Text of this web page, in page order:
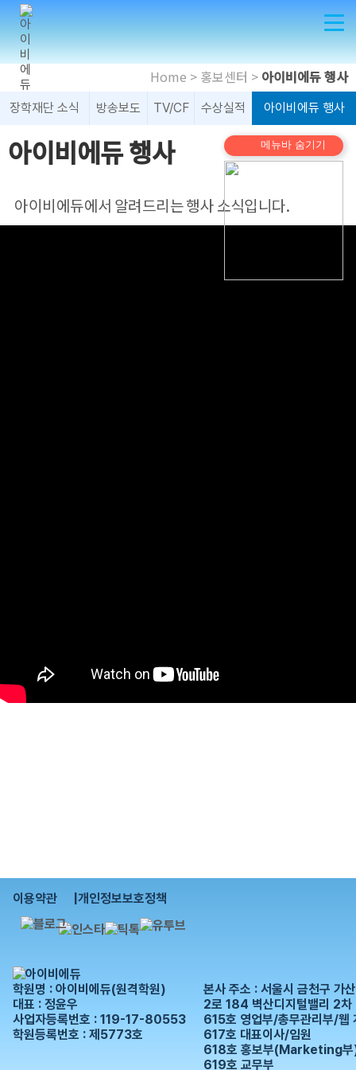
IBEDU소개
아이비에듀 이념
Home > 홍보센터 > 아이비에듀 행사
장학재단 소식 방송보도 TV/CF 수상실적 아이비에듀 행사
아이비에듀 행사
아이비에듀에서 알려드리는 행사 소식입니다.
이용약관 | 개인정보보호정책
학원명 : 아이비에듀(원격학원)
대표 : 정윤우
사업자등록번호 : 119-17-80553
학원등록번호 : 제5773호
본사 주소 : 서울시 금천구 가
2로 184 벽산디지털밸리 2차
615호 영업부/총무관리부/웹
617호 대표이사/임원
618호 홍보부(Marketing
619호 교무부
메뉴바 숨기기